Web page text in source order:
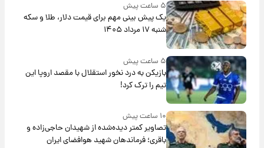
۵ ساعت پیش
یک پیش ‌بینی مهم برای قیمت دلار، طلا و سکه
شنبه ۱۷ مرداد ۱۴۰۵
۵ ساعت پیش
بازیکن به درد نخور استقلال با مقصد اروپا این
تیم را ترک کرد!
۱۰ ساعت پیش
تصاویر کمتر دیده‌شده از شهیدان حاجی‌زاده و
باقری؛ فرماندهان شهید هوافضای ایران